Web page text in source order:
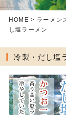
HOME > ラーメン
し塩ラーメン
冷製・だし塩